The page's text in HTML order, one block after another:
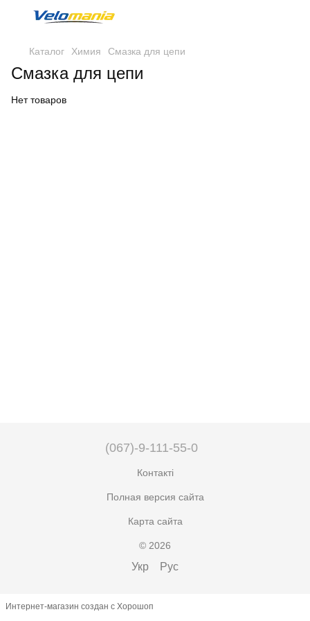
Каталог Химия Смазка для цепи
Смазка для цепи
Нет товаров
(067)-9-111-55-0
Контакті
Полная версия сайта
Карта сайта
© 2026
Укр Рус
Интернет-магазин создан с Хорошоп